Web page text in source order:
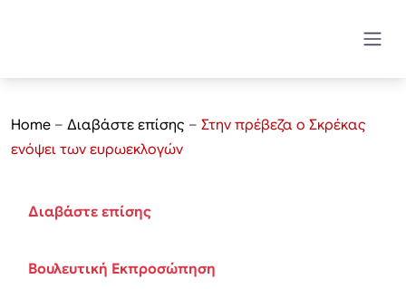
Home – Διαβάστε επίσης – Στην πρέβεζα ο Σκρέκας
ενόψει των ευρωεκλογών
Διαβάστε επίσης
Βουλευτική Εκπροσώπηση